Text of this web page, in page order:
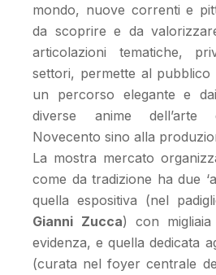
mondo, nuove correnti e
da scoprire e da
articolazioni tematiche,
settori, permette al
un percorso elegante e
diverse anime
Novecento sino alla
La mostra mercato
come da tradizione ha due
quella espositiva (nel
Gianni Zucca) con
evidenza, e quella dedicata
(curata nel foyer centrale